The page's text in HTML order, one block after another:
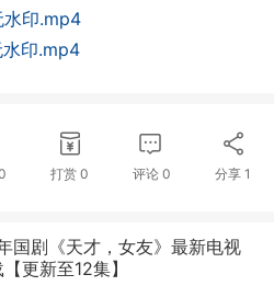
水印.mp4
印.mp4
打赏 0 评论 0 分享1
国剧《天才，女友》最新电视
更新至12集】